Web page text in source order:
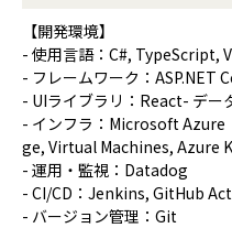
【開発環境】
- 使用言語：C#, TypeScript,
- フレームワーク：ASP.NET
- UIライブラリ：React- デー
- インフラ：Microsoft
ge, Virtual Machines, Azure
- 運用・監視：Datadog
- CI/CD：Jenkins, GitHub
- バージョン管理：Git